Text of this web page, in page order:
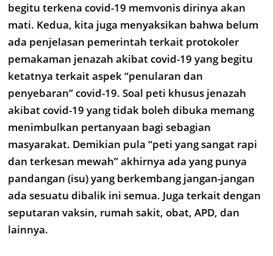
begitu terkena covid-19 memvonis dirinya akan
mati. Kedua, kita juga menyaksikan bahwa belum
ada penjelasan pemerintah terkait protokoler
pemakaman jenazah akibat covid-19 yang begitu
ketatnya terkait aspek “penularan dan
penyebaran” covid-19. Soal peti khusus jenazah
akibat covid-19 yang tidak boleh dibuka memang
menimbulkan pertanyaan bagi sebagian
masyarakat. Demikian pula “peti yang sangat rapi
dan terkesan mewah” akhirnya ada yang punya
pandangan (isu) yang berkembang jangan-jangan
ada sesuatu dibalik ini semua. Juga terkait dengan
seputaran vaksin, rumah sakit, obat, APD, dan
lainnya.